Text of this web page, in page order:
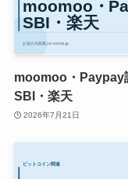
moomoo・Paypay
SBI・楽天
2026年7月21日